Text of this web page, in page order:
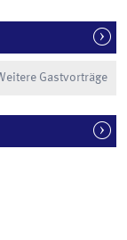
Gastvorträge